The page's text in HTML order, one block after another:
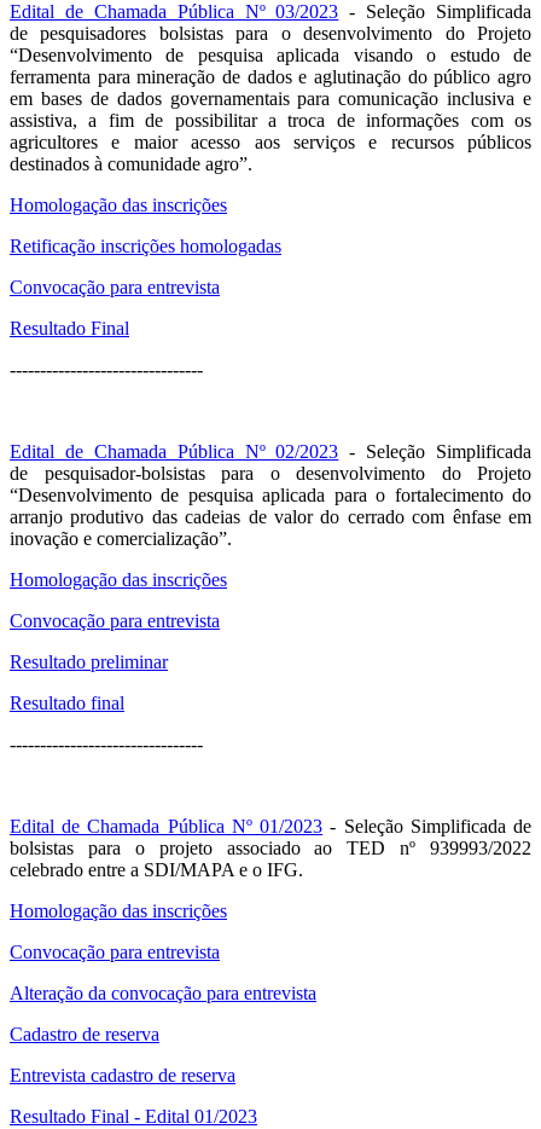
Edital de Chamada Pública Nº 03/2023 - Seleção Simplificada
de pesquisadores bolsistas para o desenvolvimento do Projeto
“Desenvolvimento de pesquisa aplicada visando o estudo de
ferramenta para mineração de dados e aglutinação do público agro
em bases de dados governamentais para comunicação inclusiva e
assistiva, a fim de possibilitar a troca de informações com os
agricultores e maior acesso aos serviços e recursos públicos
destinados à comunidade agro”.
Homologação das inscrições
Retificação inscrições homologadas
Convocação para entrevista
Resultado Final
--------------------------------
Edital de Chamada Pública Nº 02/2023 - Seleção Simplificada
de pesquisador-bolsistas para o desenvolvimento do Projeto
“Desenvolvimento de pesquisa aplicada para o fortalecimento do
arranjo produtivo das cadeias de valor do cerrado com ênfase em
inovação e comercialização”.
Homologação das inscrições
Convocação para entrevista
Resultado preliminar
Resultado final
--------------------------------
Edital de Chamada Pública Nº 01/2023 - Seleção Simplificada de
bolsistas para o projeto associado ao TED nº 939993/2022
celebrado entre a SDI/MAPA e o IFG.
Homologação das inscrições
Convocação para entrevista
Alteração da convocação para entrevista
Cadastro de reserva
Entrevista cadastro de reserva
Resultado Final - Edital 01/2023